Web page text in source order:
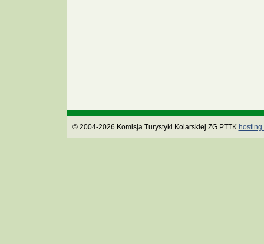
© 2004-2026 Komisja Turystyki Kolarskiej ZG PTTK hosting